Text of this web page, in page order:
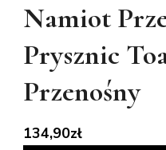
Namiot
Prysznic
Przenośny
134,90zł